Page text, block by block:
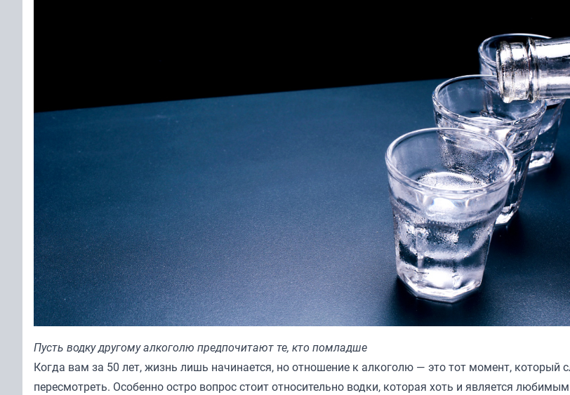
Пусть водку другому алкоголю предпочитают те, кто помладше
Когда вам за 50 лет, жизнь лишь начинается, но отношение к алкоголю — это тот момент, который
пересмотреть. Особенно остро вопрос стоит относительно водки, которая хоть и является